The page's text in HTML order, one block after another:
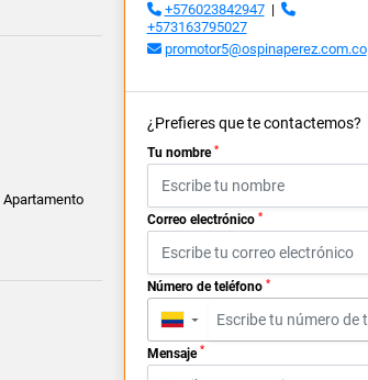
Apartamento
+576023842947|
+573163795027
promotor5@ospinaperez.com.co
¿Prefieres que te contactemos?
Tu nombre *
Correo electrónico *
Número de teléfono *
▼
Mensaje *